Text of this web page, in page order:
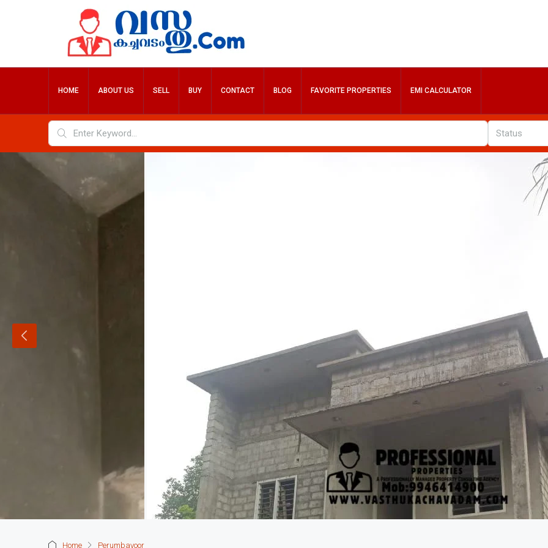
HOME ABOUT US SELL BUY CONTACT BLOG FAVORITE PROPERTIES EMI CALCULATOR
Status
Home Perumbavoor